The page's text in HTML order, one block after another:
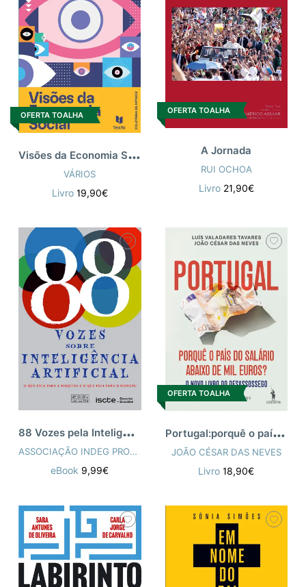
OFERTA TOALHA
V
isões da Economia Social 2
VÁRIOS
Livro 19,90€
OFERTA TOALHA
A Jornada
RUI OCHOA
Livro 21,90€
8
8 Vozes pela Inteligência Artif
ASSOCIAÇÃO INDEG PROJECTO ISCTE
eBook 9,99€
OFERTA TOALHA
P
ortugal:porquê o país do salário 1000 €
JOÃO CÉSAR DAS NEVES
Livro18,90€